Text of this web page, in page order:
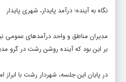
نگاه به آینده؛ درآمد پایدار، شهری پایدار
مدیران مناطق و واحد درآمدهای عمومی
بر این بود که آینده روشن رشت در گرو
در پایان این جلسه، شهردار رشت با